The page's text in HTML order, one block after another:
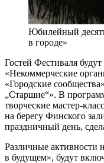
Юбилейный
в городе»
Гостей Фестиваля
«Некоммерческие
«Городские
„Старшие“». В
творческие мастер-
на берегу Финского
праздничный день,
Различные активности
в будущем», будут